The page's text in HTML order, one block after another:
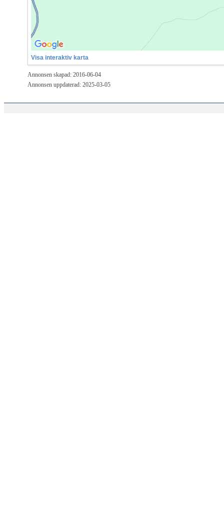
Visa interaktiv karta
Annonsen skapad: 2016-06-04
Annonsen uppdaterad: 2025-03-05